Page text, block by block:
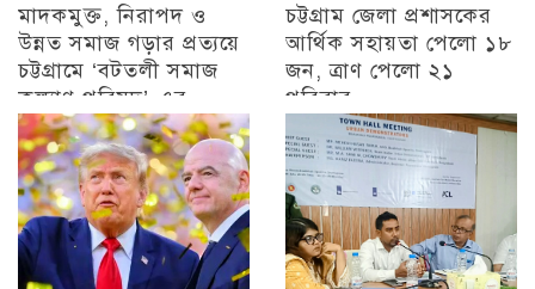
মাদকমুক্ত, নিরাপদ ও
উন্নত সমাজ গড়ার প্রত্যয়ে
চট্টগ্রামে ‘বটতলী সমাজ
কল্যাণ পরিষদ’-এর
মতবিনিময় সভা অনুষ্ঠিত
চট্টগ্রাম
চট্টগ্রাম জেলা প্রশাসকের
আর্থিক সহায়তা পেলো ১৮
জন, ত্রাণ পেলো ২১
পরিবার
চট্টগ্রাম